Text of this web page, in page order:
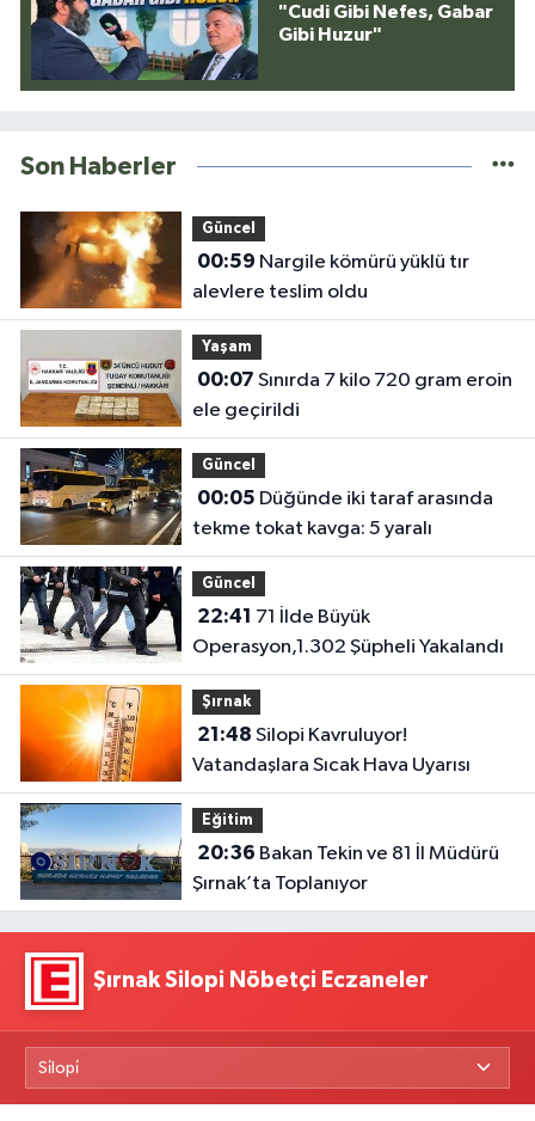
"Cudi Gibi Nefes, Gabar
Gibi Huzur"
Son Haberler
Güncel
00:59
alevlere teslim oldu
Yaşam
00:07
ele geçirildi
Güncel
00:05
tekme tokat kavga: 5 yaralı
Güncel
22:41
Operasyon,1.302 Şüpheli Yakalandı
Şırnak
21:48
Vatandaşlara Sıcak Hava Uyarısı
Eğitim
20:36
Şırnak’ta Toplanıyor
Şırnak Silopi Nöbetçi Eczaneler